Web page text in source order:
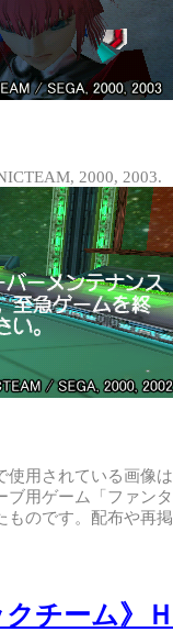
2000, 2003.
使用されている画像
ブ用ゲーム「ファン
ものです。配布や再
クチーム》